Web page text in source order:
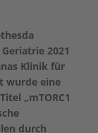
2021
Klinik für
wurde eine
„mTORC1
durch